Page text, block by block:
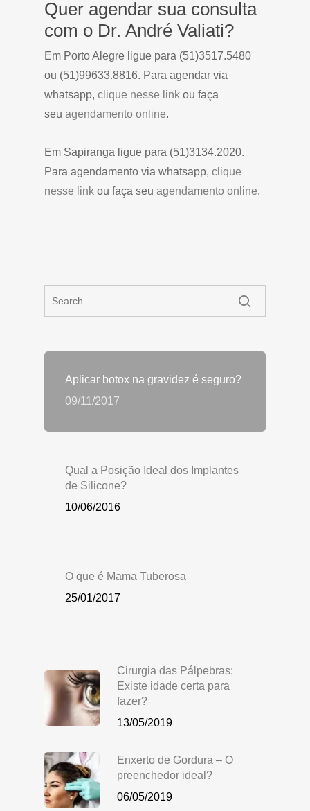
Quer agendar sua consulta
com o Dr. André Valiati?
Em Porto Alegre ligue para (51)3517.5480
ou (51)99633.8816. Para agendar via
whatsapp, clique nesse link ou faça
seu agendamento online.
Em Sapiranga ligue para (51)3134.2020.
Para agendamento via whatsapp, clique
nesse link ou faça seu agendamento online.
Aplicar botox na gravidez é seguro?
09/11/2017
Qual a Posição Ideal dos Implantes
de Silicone?
10/06/2016
O que é Mama Tuberosa
25/01/2017
Cirurgia das Pálpebras:
Existe idade certa para
fazer?
13/05/2019
Enxerto de Gordura – O
preenchedor ideal?
06/05/2019